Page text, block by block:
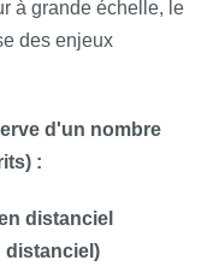
à grande échelle, le
des enjeux
d'un nombre
:
distanciel
distanciel)